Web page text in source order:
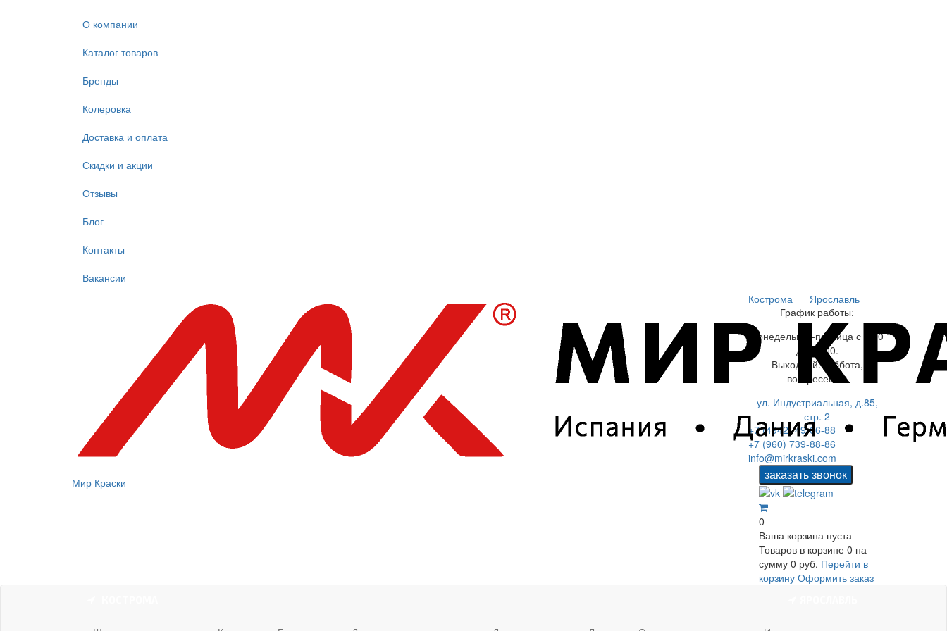
О компании
Каталог товаров
Бренды
Колеровка
Доставка и оплата
Скидки и акции
Отзывы
Блог
Контакты
Вакансии
Мир Краски
Кострома
Ярославль
График работы:
Понедельник-пятница с 8.00
до 17.00.
Выходной: суббота,
воскресенье.
ул. Индустриальная, д.85,
стр. 2
+7 (4942) 49-66-88
+7 (960) 739-88-86
info@mirkraski.com
0
Ваша корзина пуста
Товаров в корзине 0 на
сумму 0 руб. Перейти в
корзину Оформить заказ